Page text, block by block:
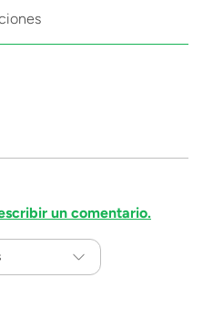
un comentario.